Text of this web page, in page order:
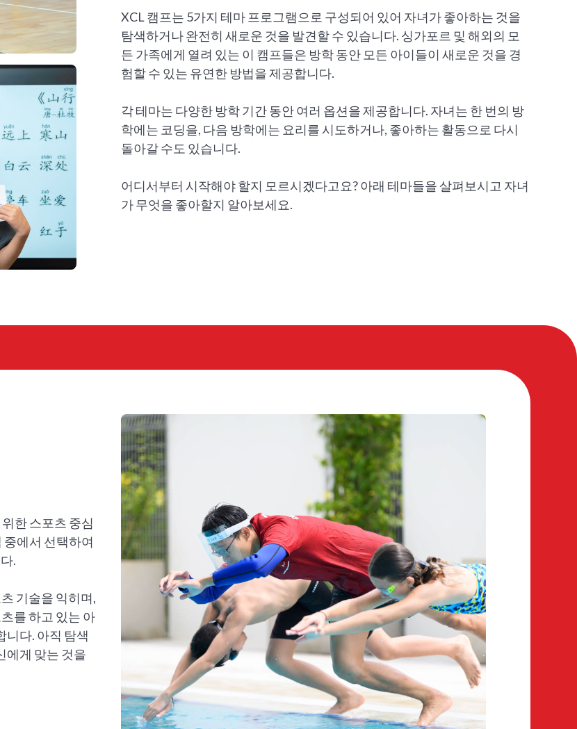
XCL 캠프는 5가지 테마 프로그램으로 구성되어 있어 자녀가 좋아하는 것을
탐색하거나 완전히 새로운 것을 발견할 수 있습니다. 싱가포르 및 해외의 모
든 가족에게 열려 있는 이 캠프들은 방학 동안 모든 아이들이 새로운 것을 경
험할 수 있는 유연한 방법을 제공합니다.
각 테마는 다양한 방학 기간 동안 여러 옵션을 제공합니다. 자녀는 한 번의 방
학에는 코딩을, 다음 방학에는 요리를 시도하거나, 좋아하는 활동으로 다시
돌아갈 수도 있습니다.
어디서부터 시작해야 할지 모르시겠다고요? 아래 테마들을 살펴보시고 자녀
가 무엇을 좋아할지 알아보세요.
한 스포츠 중심
중에서 선택하여
.
기술을 익히며,
를 하고 있는 아
니다. 아직 탐색
에게 맞는 것을